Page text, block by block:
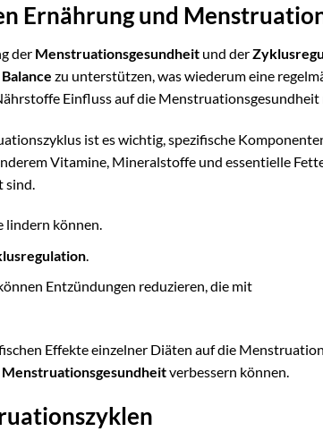
Ernährung und
der Menstruationsgesundheit und der
zu unterstützen, was wiederum eine
Einfluss auf die Menstruationsgesundheit
ist es wichtig, spezifische
Vitamine, Mineralstoffe und essentielle
lindern können.
.
Entzündungen reduzieren, die mit
Effekte einzelner Diäten auf die
Menstruationsgesundheitverbessern können.